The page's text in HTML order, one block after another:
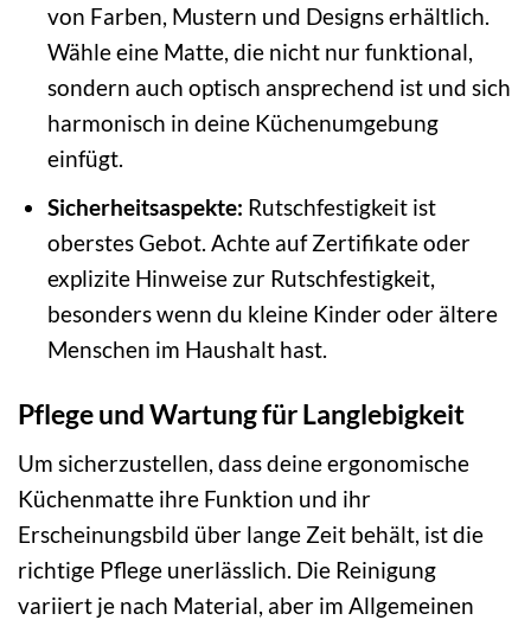
von Farben, Mustern und Designs erhältlich.
Wähle eine Matte, die nicht nur funktional,
sondern auch optisch ansprechend ist und sich
harmonisch in deine Küchenumgebung
einfügt.
Sicherheitsaspekte: Rutschfestigkeit ist
oberstes Gebot. Achte auf Zertifikate oder
explizite Hinweise zur Rutschfestigkeit,
besonders wenn du kleine Kinder oder ältere
Menschen im Haushalt hast.
Pflege und Wartung für Langlebigkeit
Um sicherzustellen, dass deine ergonomische
Küchenmatte ihre Funktion und ihr
Erscheinungsbild über lange Zeit behält, ist die
richtige Pflege unerlässlich. Die Reinigung
variiert je nach Material, aber im Allgemeinen